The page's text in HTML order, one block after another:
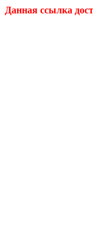
Данная ссылка